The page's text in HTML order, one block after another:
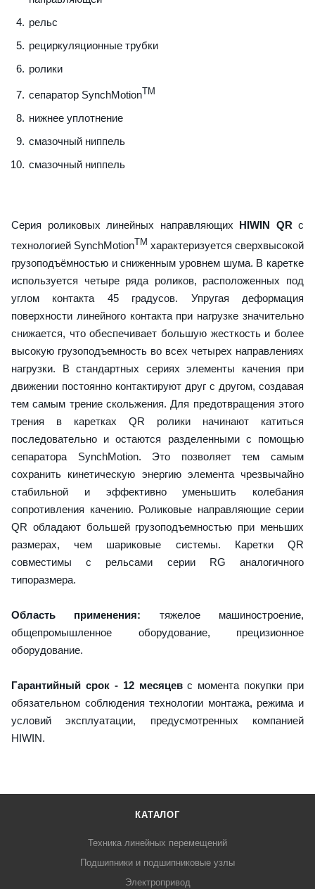
рельс
рециркуляционные трубки
ролики
сепаратор SynchMotion TM
нижнее уплотнение
смазочный ниппель
смазочный ниппель
Серия роликовых линейных направляющих HIWIN QR с
технологией SynchMotion TM характеризуется сверхвысокой
грузоподъёмностью и сниженным уровнем шума. В каретке
используется четыре ряда роликов, расположенных под
углом контакта 45 градусов. Упругая деформация
поверхности линейного контакта при нагрузке значительно
снижается, что обеспечивает большую жесткость и более
высокую грузоподъемность во всех четырех направлениях
нагрузки. В стандартных сериях элементы качения при
движении постоянно контактируют друг с другом, создавая
тем самым трение скольжения. Для предотвращения этого
трения в каретках QR ролики начинают катиться
последовательно и остаются разделенными с помощью
сепаратора SynchMotion. Это позволяет тем самым
сохранить кинетическую энергию элемента чрезвычайно
стабильной и эффективно уменьшить колебания
сопротивления качению. Роликовые направляющие серии
QR обладают большей грузоподъемностью при меньших
размерах, чем шариковые системы. Каретки QR
совместимы с рельсами серии RG аналогичного
типоразмера.
Область применения: тяжелое машиностроение,
общепромышленное оборудование, прецизионное
оборудование.
Гарантийный срок - 12 месяцевс момента покупки при
обязательном соблюдения технологии монтажа, режима и
условий эксплуатации, предусмотренных компанией
HIWIN.
КАТАЛОГ
Техника линейных перемещений
Подшипники и подшипниковые узлы
Электропривод